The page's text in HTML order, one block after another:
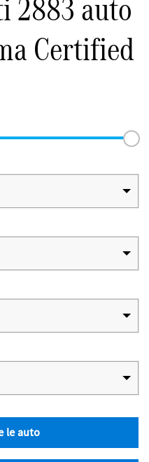
2883 auto
Certified
le auto